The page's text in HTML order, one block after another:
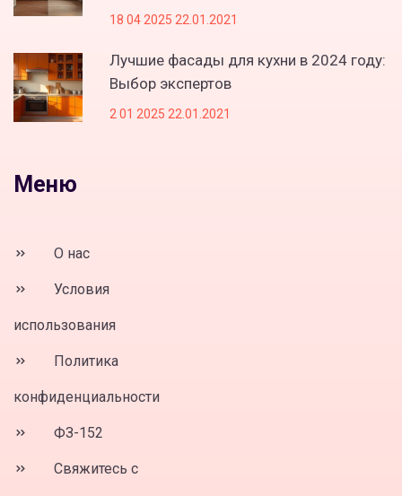
18 04 2025 22.01.2021
Лучшие фасады для кухни в 2024 году:
Выбор экспертов
2 01 2025 22.01.2021
Меню
О нас
Условия
использования
Политика
конфиденциальности
ФЗ-152
Свяжитесь с